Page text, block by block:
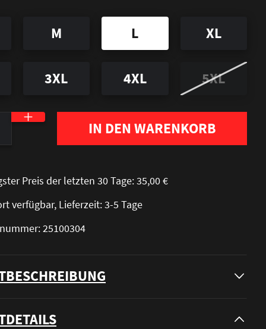
M L XL
3XL 4XL 5XL
Gib den gewünschten Wert ein oder
IN DEN WARENKORB
Preis der letzten 30 Tage: 35,00 €
verfügbar, Lieferzeit: 3-5 Tage
25100304